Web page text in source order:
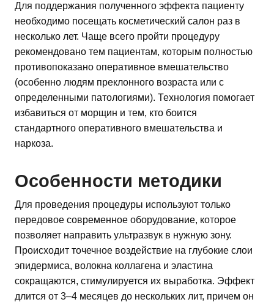
Для поддержания полученного эффекта пациенту
необходимо посещать косметический салон раз в
несколько лет. Чаще всего пройти процедуру
рекомендовано тем пациентам, которым полностью
противопоказано оперативное вмешательство
(особенно людям преклонного возраста или с
определенными патологиями). Технология помогает
избавиться от морщин и тем, кто боится
стандартного оперативного вмешательства и
наркоза.
Особенности методики
Для проведения процедуры используют только
передовое современное оборудование, которое
позволяет направить ультразвук в нужную зону.
Происходит точечное воздействие на глубокие слои
эпидермиса, волокна коллагена и эластина
сокращаются, стимулируется их выработка. Эффект
длится от 3–4 месяцев до нескольких лит, причем он